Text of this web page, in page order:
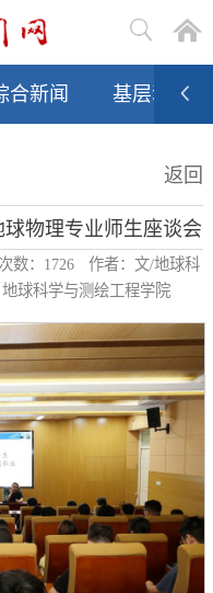
合新闻 基层动态
返回
物理专业师生座谈会
数： 1726
作者：文/地球科
球科学与测绘工程学院